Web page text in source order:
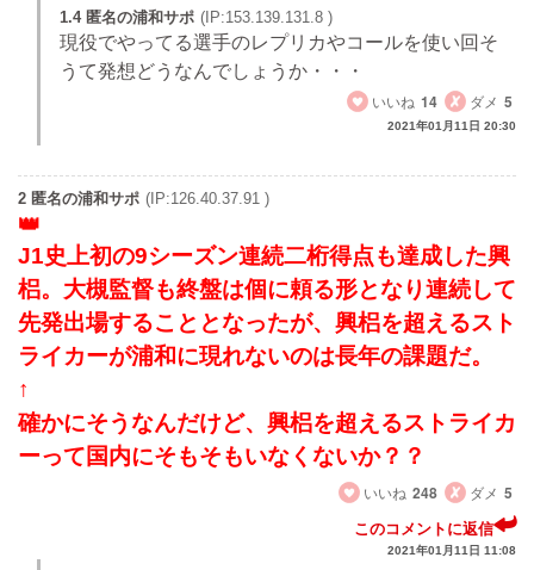
1.4 匿名の浦和サポ (IP:153.139.131.8 )
現役でやってる選手のレプリカやコールを使い回そ
うて発想どうなんでしょうか・・・
いいね 14 ダメ 5
2021年01月11日 20:30
2 匿名の浦和サポ (IP:126.40.37.91 )
J1史上初の9シーズン連続二桁得点も達成した興
梠。大槻監督も終盤は個に頼る形となり連続して
先発出場することとなったが、興梠を超えるスト
ライカーが浦和に現れないのは長年の課題だ。
↑
確かにそうなんだけど、興梠を超えるストライカ
ーって国内にそもそもいなくないか？？
いいね 248 ダメ 5
このコメントに返信
2021年01月11日 11:08